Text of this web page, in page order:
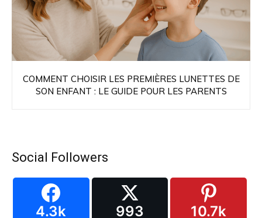
COMMENT CHOISIR LES PREMIÈRES LUNETTES DE
SON ENFANT : LE GUIDE POUR LES PARENTS
Social Followers
4.3k 993 10.7k